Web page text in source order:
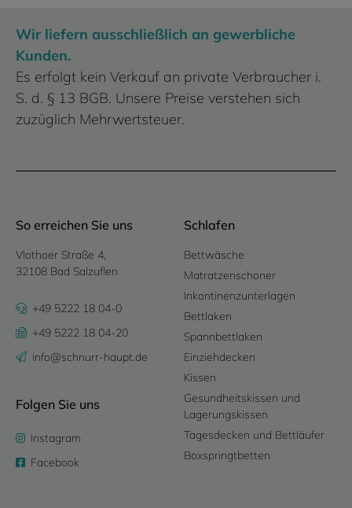
Wir liefern ausschließlich an gewerbliche
Kunden.
Es erfolgt kein Verkauf an private Verbraucher i.
S. d. § 13 BGB. Unsere Preise verstehen sich
zuzüglich Mehrwertsteuer.
So erreichen Sie uns
Vlothoer Straße 4,
32108 Bad Salzuflen
+49 5222 18 04-0
+49 5222 18 04-20
info@schnurr-haupt.de
Folgen Sie uns
Instagram
Facebook
Schlafen
Bettwäsche
Matratzenschoner
Inkontinenzunterlagen
Bettlaken
Spannbettlaken
Einziehdecken
Kissen
Gesundheitskissen und
Lagerungskissen
Tagesdecken und Bettläufer
Boxspringtbetten